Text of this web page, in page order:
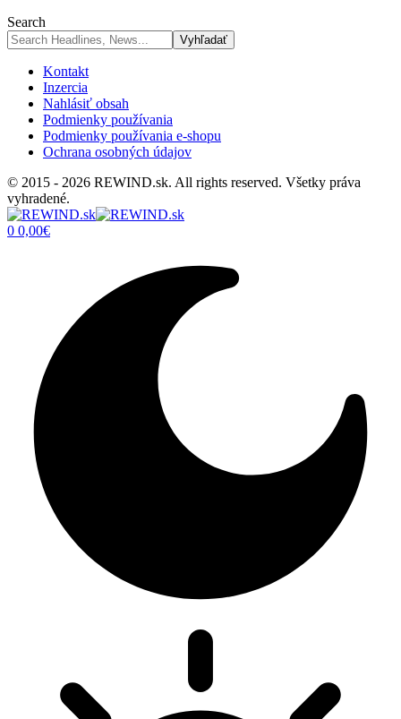
Search
Kontakt
Inzercia
Nahlásiť obsah
Podmienky používania
Podmienky používania e-shopu
Ochrana osobných údajov
© 2015 - 2026 REWIND.sk. All rights reserved. Všetky práva
vyhradené.
0 0,00€